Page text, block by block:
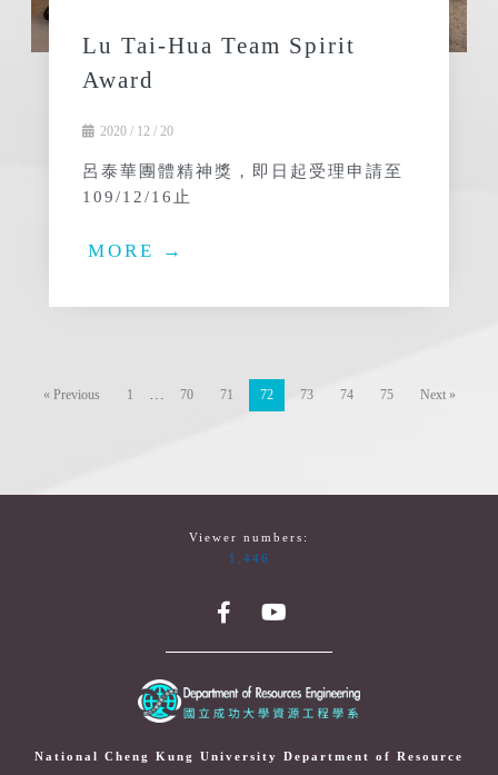
Lu Tai-Hua Team Spirit
Award
2020 / 12 / 20
呂泰華團體精神獎，即日起受理申請至
109/12/16止
MORE →
« Previous 1 … 70 71 72 73 74 75 Next »
Viewer numbers:
1,446
National Cheng Kung University Department of Resource